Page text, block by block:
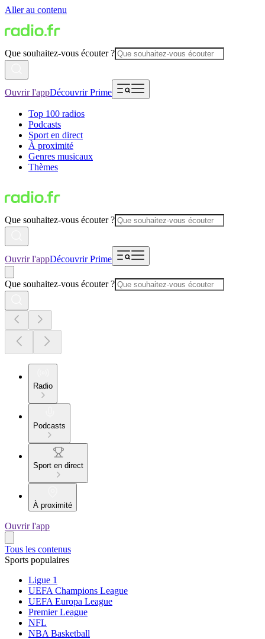
Aller au contenu
Que souhaitez-vous écouter ?
Ouvrir l'appDécouvrir Prime
Top 100 radios
Podcasts
Sport en direct
À proximité
Genres musicaux
Thèmes
Que souhaitez-vous écouter ?
Ouvrir l'appDécouvrir Prime
Que souhaitez-vous écouter ?
Radio
Podcasts
Sport en direct
À proximité
Ouvrir l'app
Tous les contenus
Sports populaires
Ligue 1
UEFA Champions League
UEFA Europa League
Premier League
NFL
NBA Basketball